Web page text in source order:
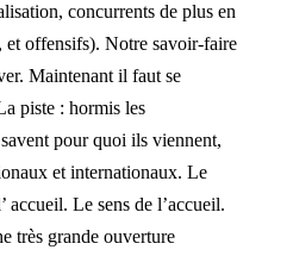
concurrents de plus en
et offensifs). Notre savoir-faire
Maintenant il faut se
piste : hormis les
pour quoi ils viennent,
et internationaux. Le
accueil. Le sens de l’accueil.
très grande ouverture